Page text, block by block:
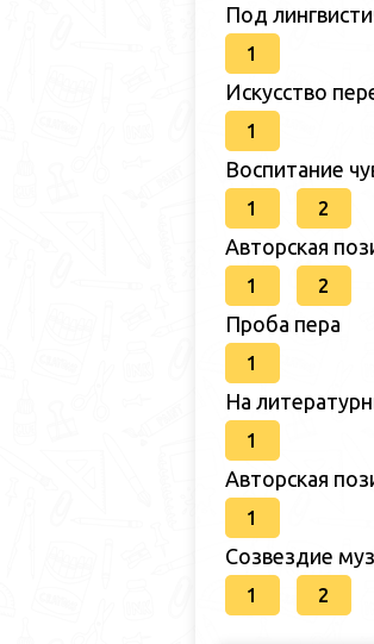
Под
1
Искусство
1
Воспитание
1 2
Авторская
1 2
Проба пера
1
На
1
Авторская
1
Созвездие муз
1 2